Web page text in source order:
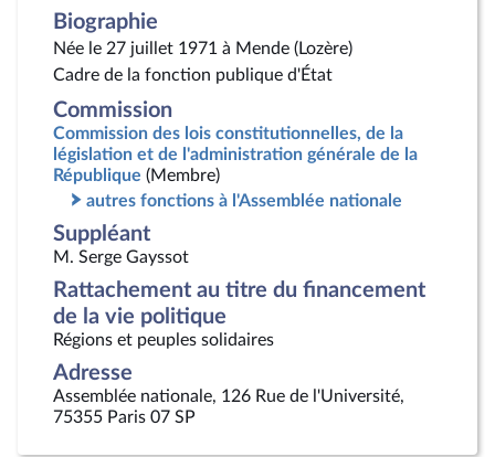
Biographie
Née le 27 juillet 1971 à Mende (Lozère)
Cadre de la fonction publique d'État
Commission
Commission des lois constitutionnelles, de la
législation et de l'administration générale de la
République (Membre)
autres fonctions à l'Assemblée nationale
Suppléant
M. Serge Gayssot
Rattachement au titre du financement
de la vie politique
Régions et peuples solidaires
Adresse
Assemblée nationale, 126 Rue de l'Université,
75355 Paris 07 SP